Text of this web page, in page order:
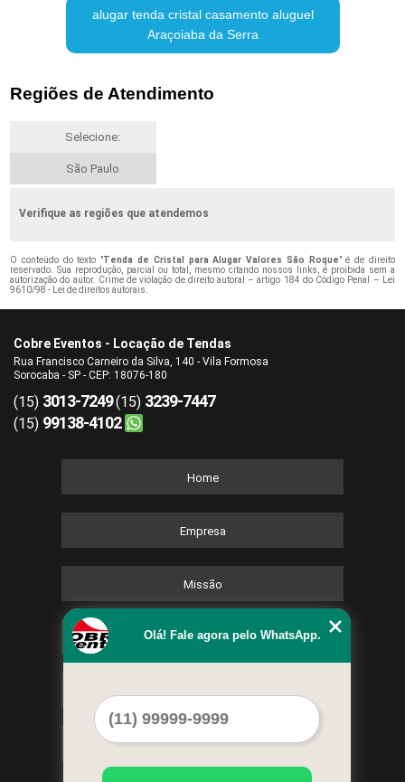
alugar tenda cristal casamento aluguel
Araçoiaba da Serra
Regiões de Atendimento
Selecione:
São Paulo
Verifique as regiões que atendemos
O conteúdo do texto "Tenda de Cristal para Alugar Valores São Roque" é de direito
reservado. Sua reprodução, parcial ou total, mesmo citando nossos links, é proibida sem a
autorização do autor. Crime de violação de direito autoral – artigo 184 do Código Penal – Lei
9610/98 - Lei de direitos autorais.
Cobre Eventos - Locação de Tendas
Rua Francisco Carneiro da Silva, 140 - Vila Formosa
Sorocaba - SP - CEP: 18076-180
(15) 3013-7249(15) 3239-7447
(15) 99138-4102
Home
Empresa
Missão
Serviços
Mapa do site
Olá! Fale agora pelo WhatsApp.